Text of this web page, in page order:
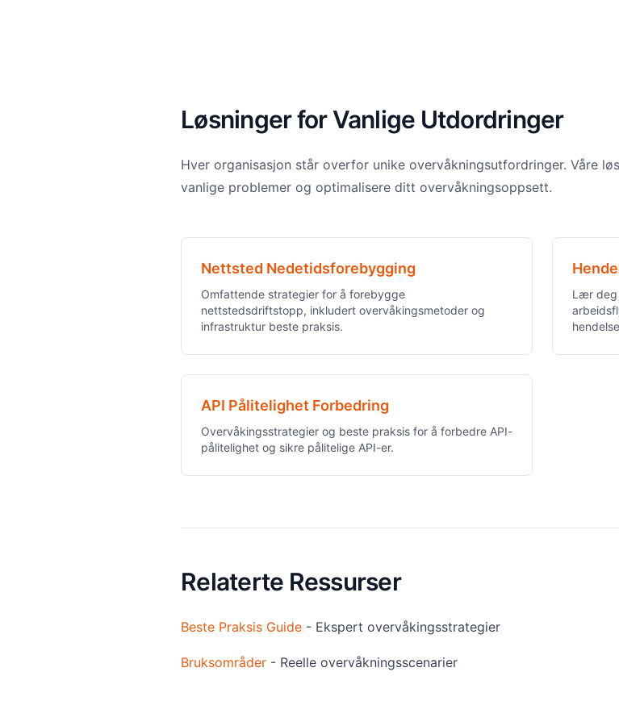
Løsninger for Vanlige Utdordringer
Hver organisasjon står overfor unike overvåkningsutfordringer. Våre
vanlige problemer og optimalisere ditt overvåkningsoppsett.
Nettsted Nedetidsforebygging
Omfattende strategier for å forebygge
nettstedsdriftstopp, inkludert overvåkingsmetoder og
infrastruktur beste praksis.
Lær deg
API Pålitelighet Forbedring
Overvåkingsstrategier og beste praksis for å forbedre API-
pålitelighet og sikre pålitelige API-er.
Relaterte Ressurser
Beste Praksis Guide - Ekspert overvåkingsstrategier
Bruksområder - Reelle overvåkningsscenarier